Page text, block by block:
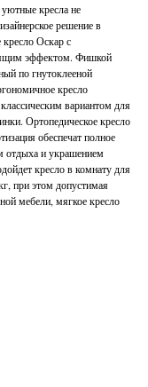
кресла не
решение в
кресло Оскар с
эффектом. Фишкой
по гнутоклееной
кресло
вариантом для
Ортопедическое кресло
обеспечат полное
отдыха и украшением
кресло в комнату для
при этом допустимая
мебели, мягкое кресло